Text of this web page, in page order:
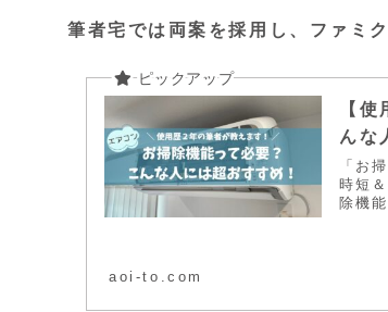
筆者宅では両案を採用し、ファミ
【
んな
「お
時短
除機
aoi-to.com